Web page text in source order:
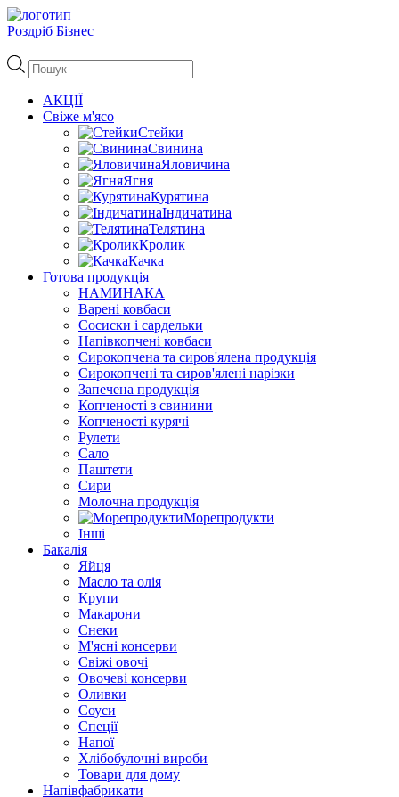
Роздріб Бізнес
Пошук
товарів
АКЦІЇ
Свіже м'ясо
Стейки
Свинина
Яловичина
Ягня
Курятина
Індичатина
Телятина
Кролик
Качка
Готова продукція
НАМИНАКА
Варені ковбаси
Сосиски і сардельки
Напівкопчені ковбаси
Сирокопчена та сиров'ялена продукція
Сирокопчені та сиров'ялені нарізки
Запечена продукція
Копченості з свинини
Копченості курячі
Рулети
Сало
Паштети
Сири
Молочна продукція
Морепродукти
Інші
Бакалія
Яйця
Масло та олія
Крупи
Макарони
Снеки
М'ясні консерви
Свіжі овочі
Овочеві консерви
Оливки
Соуси
Спеції
Напої
Хлібобулочні вироби
Товари для дому
Напівфабрикати